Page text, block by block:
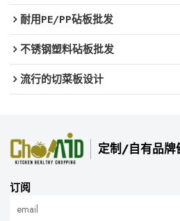
耐用PE/PP砧板批发
不锈钢塑料砧板批发
流行的切菜板设计
定制/自有品牌
订阅